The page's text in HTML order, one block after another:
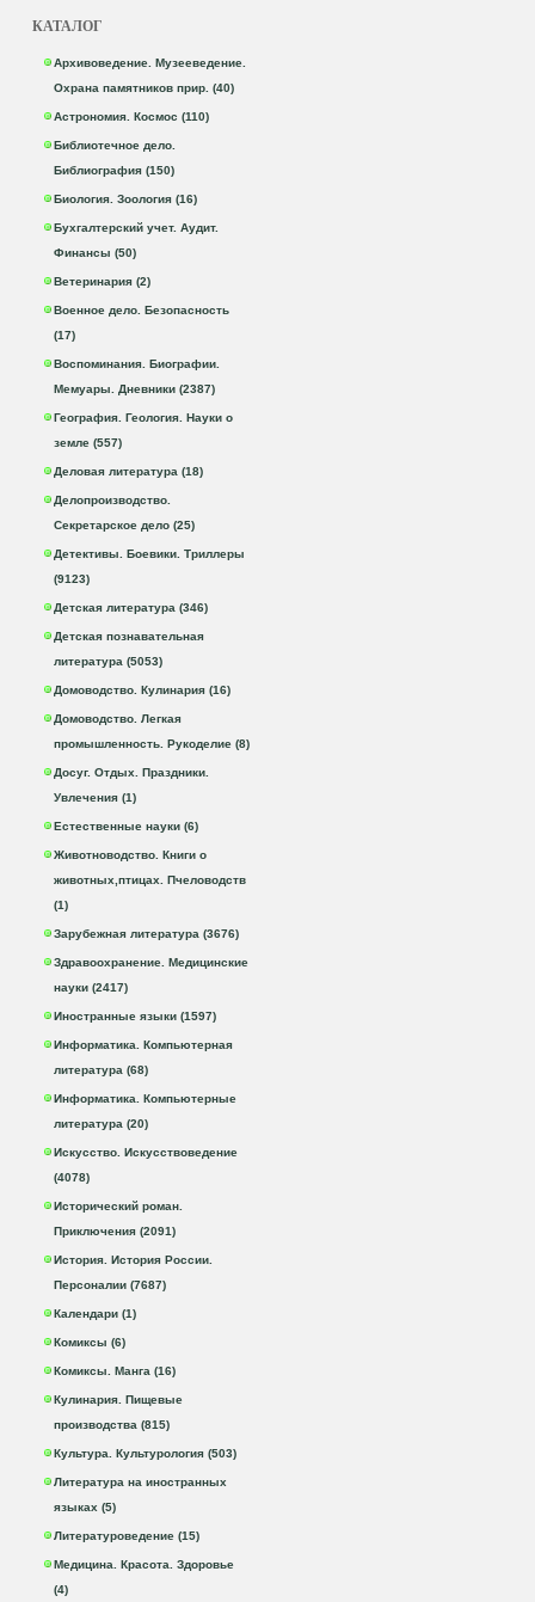
КАТАЛОГ
Архивоведение. Музееведение.
Охрана памятников прир. (40)
Астрономия. Космос (110)
Библиотечное дело.
Библиография (150)
Биология. Зоология (16)
Бухгалтерский учет. Аудит.
Финансы (50)
Ветеринария (2)
Военное дело. Безопасность
(17)
Воспоминания. Биографии.
Мемуары. Дневники (2387)
География. Геология. Науки о
земле (557)
Деловая литература (18)
Делопроизводство.
Секретарское дело (25)
Детективы. Боевики. Триллеры
(9123)
Детская литература (346)
Детская познавательная
литература (5053)
Домоводство. Кулинария (16)
Домоводство. Легкая
промышленность. Рукоделие (8)
Досуг. Отдых. Праздники.
Увлечения (1)
Естественные науки (6)
Животноводство. Книги о
животных,птицах. Пчеловодств
(1)
Зарубежная литература (3676)
Здравоохранение. Медицинские
науки (2417)
Иностранные языки (1597)
Информатика. Компьютерная
литература (68)
Информатика. Компьютерные
литература (20)
Искусство. Искусствоведение
(4078)
Исторический роман.
Приключения (2091)
История. История России.
Персоналии (7687)
Календари (1)
Комиксы (6)
Комиксы. Манга (16)
Кулинария. Пищевые
производства (815)
Культура. Культурология (503)
Литература на иностранных
языках (5)
Литературоведение (15)
Медицина. Красота. Здоровье
(4)